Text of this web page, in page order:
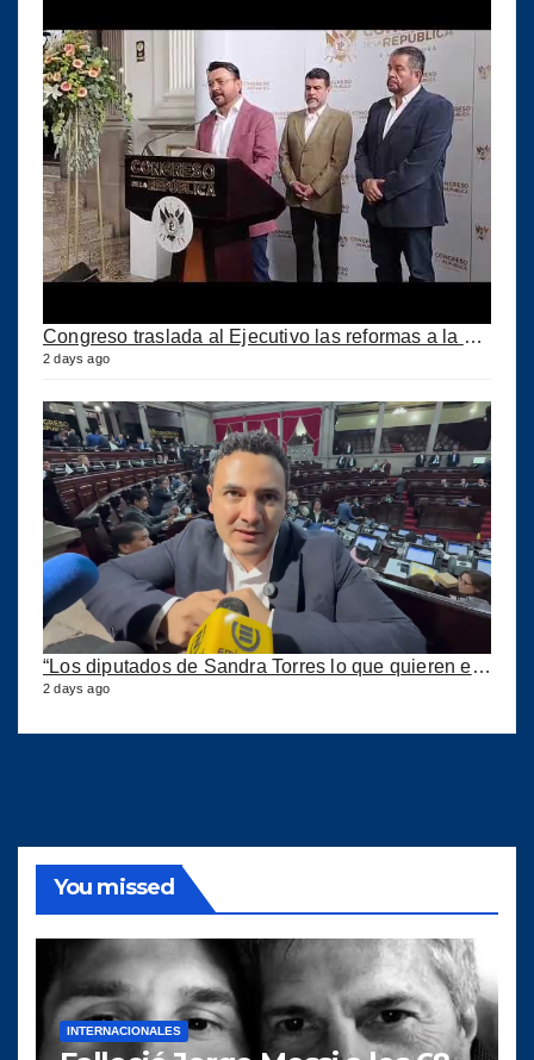
Congreso traslada al Ejecutivo las reformas a la Ley del IUSI tras firma del Decreto 18-2026
2 days ago
2 days ago
You missed
INTERNACIONALES